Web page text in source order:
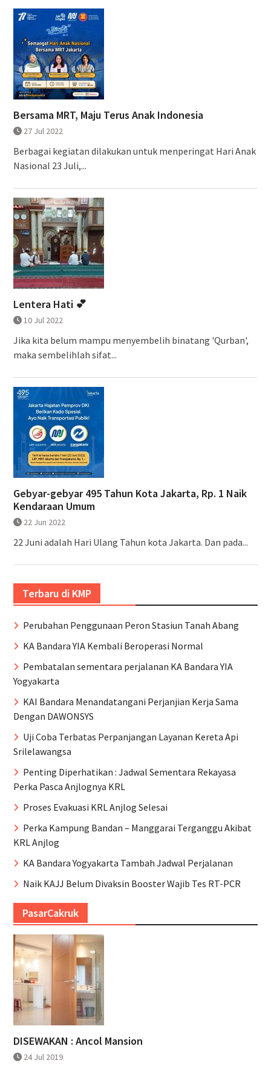
Bersama MRT, Maju Terus Anak Indonesia
27 Jul 2022
Berbagai kegiatan dilakukan untuk menperingat Hari Anak
Nasional 23 Juli,...
Lentera Hati 💕
10 Jul 2022
Jika kita belum mampu menyembelih binatang 'Qurban',
maka sembelihlah sifat...
Gebyar-gebyar 495 Tahun Kota Jakarta, Rp. 1 Naik
Kendaraan Umum
22 Jun 2022
22 Juni adalah Hari Ulang Tahun kota Jakarta. Dan pada...
Terbaru di KMP
Perubahan Penggunaan Peron Stasiun Tanah Abang
KA Bandara YIA Kembali Beroperasi Normal
Pembatalan sementara perjalanan KA Bandara YIA
Yogyakarta
KAI Bandara Menandatangani Perjanjian Kerja Sama
Dengan DAWONSYS
Uji Coba Terbatas Perpanjangan Layanan Kereta Api
Srilelawangsa
Penting Diperhatikan : Jadwal Sementara Rekayasa
Perka Pasca Anjlognya KRL
Proses Evakuasi KRL Anjlog Selesai
Perka Kampung Bandan – Manggarai Terganggu Akibat
KRL Anjlog
KA Bandara Yogyakarta Tambah Jadwal Perjalanan
Naik KAJJ Belum Divaksin Booster Wajib Tes RT-PCR
PasarCakruk
DISEWAKAN : Ancol Mansion
24 Jul 2019